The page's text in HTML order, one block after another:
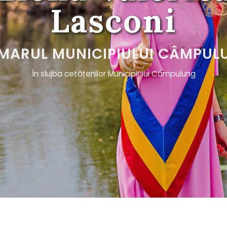
Lasconi
MUNICIPIULUI
În slujba cetățenilor MunicipiuluiCâmpulung